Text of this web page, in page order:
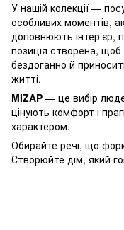
У нашій колекції —
особливих моментів,
доповнюють інтер’єр,
позиція створена,
бездоганно й
житті.
MIZAP — це вибір
цінують комфорт і
характером.
Обирайте речі, що
Створюйте дім, який